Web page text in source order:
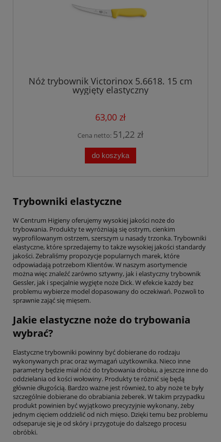
Nóż trybownik Victorinox 5.6618. 15 cm
wygięty elastyczny
63,00 zł
Cena netto: 51,22 zł
do koszyka
Trybowniki elastyczne
W Centrum Higieny oferujemy wysokiej jakości noże do
trybowania. Produkty te wyróżniają się ostrym, cienkim
wyprofilowanym ostrzem, szerszym u nasady trzonka. Trybowniki
elastyczne, które sprzedajemy to także wysokiej jakości standardy
jakości. Zebraliśmy propozycje popularnych marek, które
odpowiadają potrzebom Klientów. W naszym asortymencie
można więc znaleźć zarówno sztywny, jak i elastyczny trybownik
Gessler, jak i specjalnie wygięte noże Dick. W efekcie każdy bez
problemu wybierze model dopasowany do oczekiwań. Pozwoli to
sprawnie zająć się mięsem.
Jakie elastyczne noże do trybowania
wybrać?
Elastyczne trybowniki powinny być dobierane do rodzaju
wykonywanych prac oraz wymagań użytkownika. Nieco inne
parametry będzie miał nóż do trybowania drobiu, a jeszcze inne do
oddzielania od kości wołowiny. Produkty te różnić się będą
głównie długością. Bardzo ważne jest również, to aby noże te były
szczególnie dobierane do obrabiania żeberek. W takim przypadku
produkt powinien być wyjątkowo precyzyjnie wykonany, żeby
jednym cięciem oddzielić od nich mięso. Dzięki temu bez problemu
odseparuje się je od skóry i przygotuje do dalszego procesu
obróbki.